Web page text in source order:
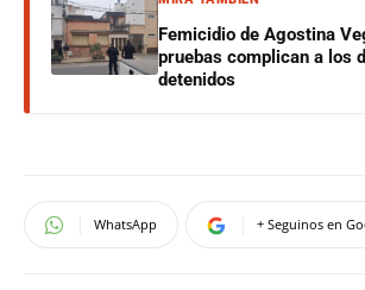
Femicidio de Agostina
pruebas complican a los
detenidos
WhatsApp + Seguinos en